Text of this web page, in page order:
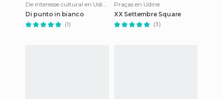
De interesse cultural en Udine
Di punto in bianco
(1)
Praças en Udine
XX Settembre Square
(3)